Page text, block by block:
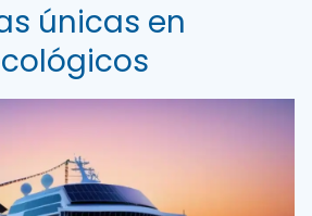
únicas en